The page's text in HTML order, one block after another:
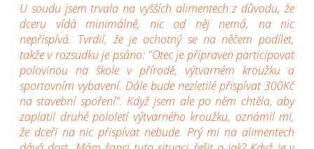
U soudu jsem trvala na vyšších alimentech z důvodu, že
dceru vídá minimálně, nic od něj nemá, na nic
nepřispívá. Tvrdil, že je ochotný se na něčem podílet,
takže v rozsudku je psáno: "Otec je připraven participovat
polovinou na škole v přírodě, výtvarném kroužku a
sportovním vybavení. Dále bude nezletilé přispívat 300Kč
na stavební spoření". Když jsem ale po něm chtěla, aby
zaplatil druhé pololetí výtvarného kroužku, oznámil mi,
že dceři na nic přispívat nebude. Prý mi na alimentech